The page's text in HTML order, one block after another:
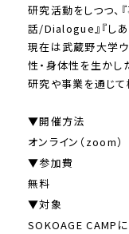
研究活動をしつつ
話/Dialogue』『し
現在は武蔵野大学
性・身体性を生かし
研究や事業を通じて
▼開催方法
オンライン（zoom）
▼参加費
無料
▼対象
SOKOAGE CAMP